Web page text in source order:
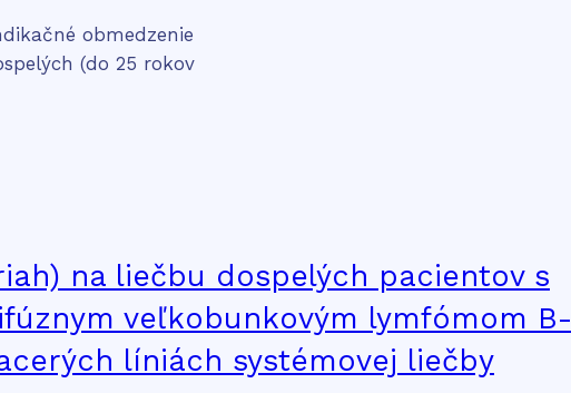
obmedzenie
(do 25 rokov
na liečbu dospelých pacientov s
veľkobunkovým lymfómom B-
líniách systémovej liečby